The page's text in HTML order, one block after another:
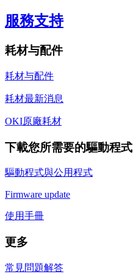
服務支持
耗材与配件
耗材与配件
耗材最新消息
OKI原廠耗材
下載您所需要的驅動程式
驅動程式與公用程式
Firmware update
使用手冊
更多
常見問題解答